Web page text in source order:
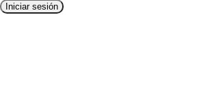
Iniciar sesión